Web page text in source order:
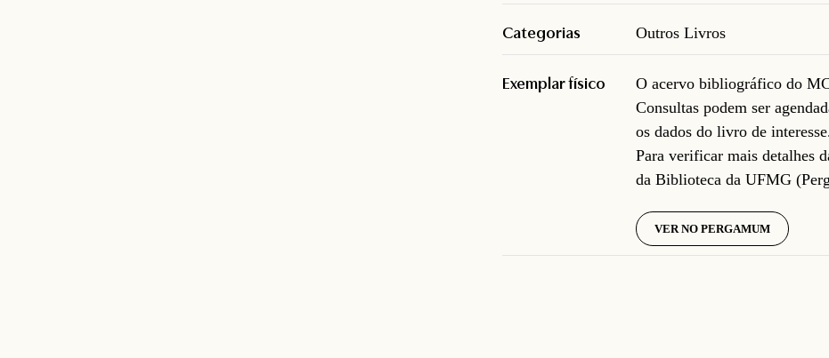
Categorias Outros Livros
Exemplar físico
O acervo bibliográfico do
Consultas podem ser
os dados do livro de
Para verificar mais detalhes
da Biblioteca da UFMG
VER NO PERGAMUM